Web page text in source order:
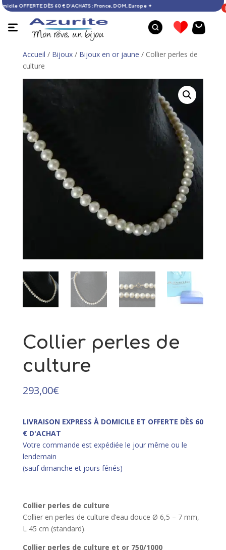
à domicile OFFERTE DÈS 60 € D’ACHATS : France, DOM, Europe ✦
Accueil / Bijoux/ Bijoux en or jaune / Collier perles de
culture
Collier perles de
culture
293,00€
LIVRAISON EXPRESS À DOMICILE ET OFFERTE DÈS 60
€ D'ACHAT
Votre commande est expédiée le jour même ou le
lendemain
(sauf dimanche et jours fériés)
Collier perles de culture
Collier en perles de culture d’eau douce Ø 6,5 – 7 mm,
L 45 cm (standard).
Collier perles de culture et or 750/1000
Bague argent - 53
+ AJOUTER